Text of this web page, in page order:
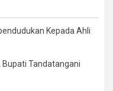
Kepada Ahli
Bupati Tandatangani